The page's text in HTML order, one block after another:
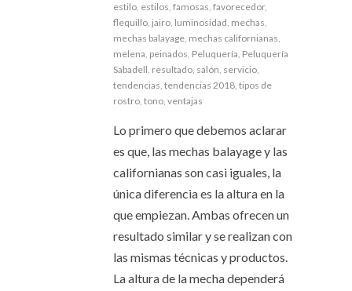
estilo, estilos, famosas, favorecedor,
flequillo, jairo, luminosidad, mechas,
mechas balayage, mechas californianas,
melena, peinados, Peluquería, Peluquería
Sabadell, resultado, salón, servicio,
tendencias, tendencias 2018, tipos de
rostro, tono, ventajas
Lo primero que debemos aclarar
es que, las mechas balayage y las
californianas son casi iguales, la
única diferencia es la altura en la
que empiezan. Ambas ofrecen un
resultado similar y se realizan con
las mismas técnicas y productos.
La altura de la mecha dependerá